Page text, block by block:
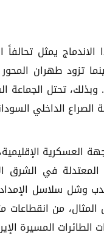
يمثل تحالفاً
تزود طهران
وبذلك، تحتل
الصراع الداخلي
العسكرية
في الشرق
وشل سلاسل
من انقطاعات
المسيرة